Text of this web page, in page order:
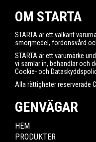
OM STARTA
STARTA är ett välkänt
smörjmedel, fordonsvård
STARTA är ett varumärke
vi samlar in, behandlar och
Cookie- och
Alla rättigheter reserverade
GENVÄGAR
HEM
PRODUKTER